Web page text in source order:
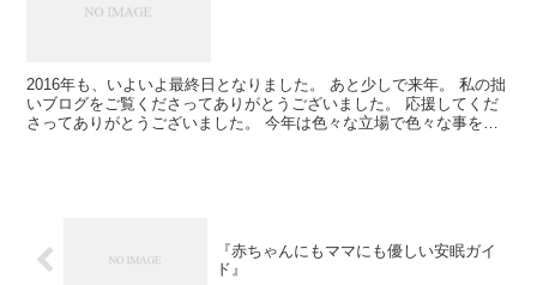
2016年も、いよいよ最終日となりました。 あと少しで来年。 私の拙
いブログをご覧くださってありがとうございました。 応援してくだ
さってありがとうございました。 今年は色々な立場で色々な事を
『赤ちゃんにもママにも優しい安眠ガイ
ド』